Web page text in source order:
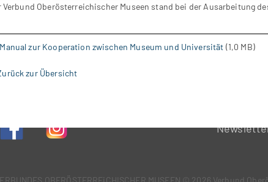
Verbund Oberösterreichischer Museen stand bei der Ausarbeitung
Manual zur Kooperation zwischen Museum und Universität (1,0 MB)
zur Übersicht
OBERÖSTERREiCHISCHER MUSEEN © 2026 Verbund